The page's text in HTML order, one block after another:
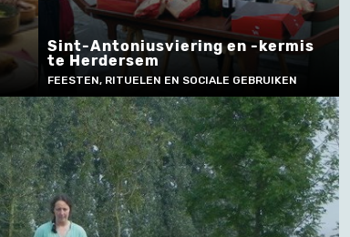
Sint-Antoniusviering en -kermis
te Herdersem
FEESTEN, RITUELEN EN SOCIALE GEBRUIKEN